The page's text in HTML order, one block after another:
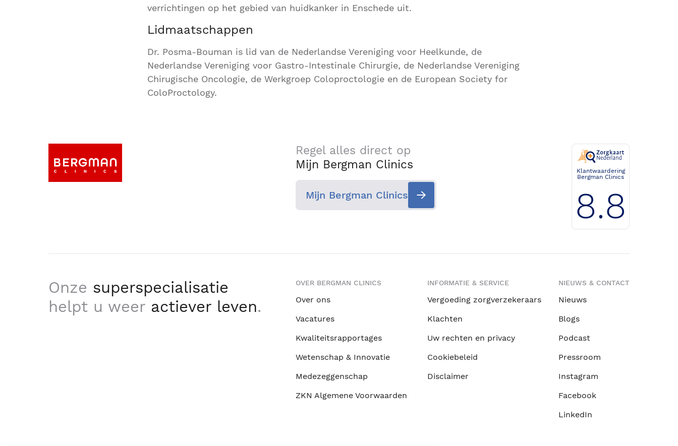
verrichtingen op het gebied van huidkanker in Enschede uit.
Lidmaatschappen
Dr. Posma-Bouman is lid van de Nederlandse Vereniging voor Heelkunde, de
Nederlandse Vereniging voor Gastro-Intestinale Chirurgie, de Nederlandse Vereniging
Chirugische Oncologie, de Werkgroep Coloproctologie en de European Society for
ColoProctology.
Regel alles direct op
Mijn Bergman Clinics
Mijn Bergman Clinics
Klantwaardering
Bergman Clinics
8.8
Onze superspecialisatie
helpt u weer actiever leven.
OVER BERGMAN CLINICS
Over ons
Vacatures
Kwaliteitsrapportages
Wetenschap & Innovatie
Medezeggenschap
ZKN Algemene Voorwaarden
INFORMATIE & SERVICE
Vergoeding zorgverzekeraars
Klachten
Uw rechten en privacy
Cookiebeleid
Disclaimer
NIEUWS & CONTACT
Nieuws
Blogs
Podcast
Pressroom
Instagram
Facebook
LinkedIn